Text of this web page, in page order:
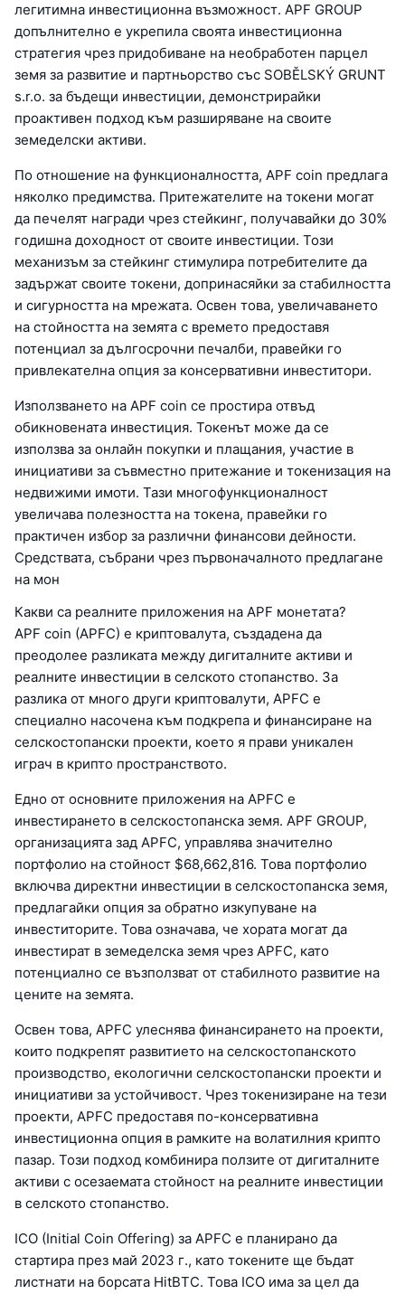
легитимна инвестиционна възможност. APF GROUP
допълнително е укрепила своята инвестиционна
стратегия чрез придобиване на необработен парцел
земя за развитие и партньорство със SOBĚLSKÝ GRUNT
s.r.o. за бъдещи инвестиции, демонстрирайки
проактивен подход към разширяване на своите
земеделски активи.
По отношение на функционалността, APF coin предлага
няколко предимства. Притежателите на токени могат
да печелят награди чрез стейкинг, получавайки до 30%
годишна доходност от своите инвестиции. Този
механизъм за стейкинг стимулира потребителите да
задържат своите токени, допринасяйки за стабилността
и сигурността на мрежата. Освен това, увеличаването
на стойността на земята с времето предоставя
потенциал за дългосрочни печалби, правейки го
привлекателна опция за консервативни инвеститори.
Използването на APF coin се простира отвъд
обикновената инвестиция. Токенът може да се
използва за онлайн покупки и плащания, участие в
инициативи за съвместно притежание и токенизация на
недвижими имоти. Тази многофункционалност
увеличава полезността на токена, правейки го
практичен избор за различни финансови дейности.
Средствата, събрани чрез първоначалното предлагане
на мон
Какви са реалните приложения на APF монетата?
APF coin (APFC) е криптовалута, създадена да
преодолее разликата между дигиталните активи и
реалните инвестиции в селското стопанство. За
разлика от много други криптовалути, APFC е
специално насочена към подкрепа и финансиране на
селскостопански проекти, което я прави уникален
играч в крипто пространството.
Едно от основните приложения на APFC е
инвестирането в селскостопанска земя. APF GROUP,
организацията зад APFC, управлява значително
портфолио на стойност $68,662,816. Това портфолио
включва директни инвестиции в селскостопанска земя,
предлагайки опция за обратно изкупуване на
инвеститорите. Това означава, че хората могат да
инвестират в земеделска земя чрез APFC, като
потенциално се възползват от стабилното развитие на
цените на земята.
Освен това, APFC улеснява финансирането на проекти,
които подкрепят развитието на селскостопанското
производство, екологични селскостопански проекти и
инициативи за устойчивост. Чрез токенизиране на тези
проекти, APFC предоставя по-консервативна
инвестиционна опция в рамките на волатилния крипто
пазар. Този подход комбинира ползите от дигиталните
активи с осезаемата стойност на реалните инвестиции
в селското стопанство.
ICO (Initial Coin Offering) за APFC е планирано да
стартира през май 2023 г., като токените ще бъдат
листнати на борсата HitBTC. Това ICO има за цел да